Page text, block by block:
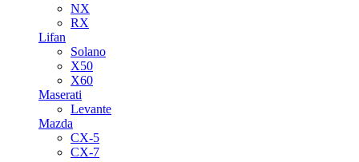
NX
RX
Lifan
Solano
X50
X60
Maserati
Levante
Mazda
CX-5
CX-7